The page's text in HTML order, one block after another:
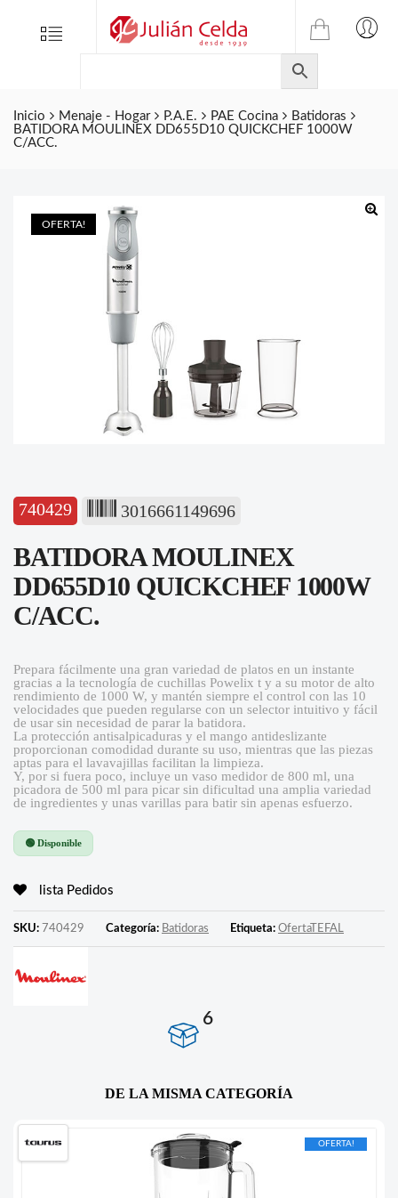
Menu
TIENDA
ONLINE
DE
JULIAN
CELDA
Inicio Menaje - Hogar P.A.E. PAE Cocina
Batidoras
BATIDORA MOULINEX DD655D10 QUICKCHEF 1000W
C/ACC.
OFERTA!
740429 3016661149696
BATIDORA MOULINEX
DD655D10 QUICKCHEF 1000W
C/ACC.
Prepara fácilmente una gran variedad de platos en un instante
gracias a la tecnología de cuchillas Powelix t y a su motor de alto
rendimiento de 1000 W, y mantén siempre el control con las 10
velocidades que pueden regularse con un selector intuitivo y fácil
de usar sin necesidad de parar la batidora.
La protección antisalpicaduras y el mango antideslizante
proporcionan comodidad durante su uso, mientras que las piezas
aptas para el lavavajillas facilitan la limpieza.
Y, por si fuera poco, incluye un vaso medidor de 800 ml, una
picadora de 500 ml para picar sin dificultad una amplia variedad
de ingredientes y unas varillas para batir sin apenas esfuerzo.
🟢 Disponible
lista Pedidos
SKU: 740429 Categoría: Batidoras Etiqueta: OfertaTEFAL
6
DE LA MISMA CATEGORÍA
OFERTA!
Folletos
Contacto